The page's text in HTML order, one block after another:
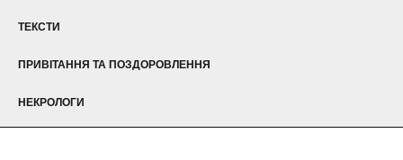
ТЕКСТИ
ПРИВІТАННЯ ТА ПОЗДОРОВЛЕННЯ
НЕКРОЛОГИ